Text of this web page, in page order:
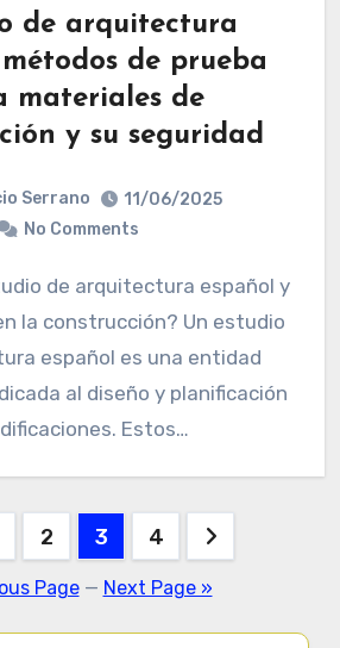
de arquitectura
de prueba
materiales de
y su seguridad
Serrano
11/06/2025
No Comments
la construcción? Un estudio
español es una entidad
al diseño y planificación
Estos…
2 3 4
Page— Next Page »